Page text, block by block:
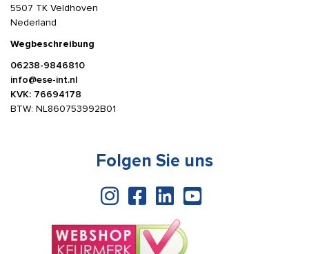
5507 TK Veldhoven
Nederland
Wegbeschreibung
06238-9846810
info@ese-int.nl
KVK: 76694178
BTW: NL860753992B01
Folgen Sie uns